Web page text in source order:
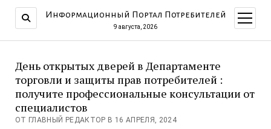
Информационный Портал Потребителей
9 августа, 2026
меню
День открытых дверей в Департаменте
торговли и защиты прав потребителей :
получите профессиональные консультации от
специалистов
ОТ ГЛАВНЫЙ РЕДАКТОР В 16 АПРЕЛЯ, 2024